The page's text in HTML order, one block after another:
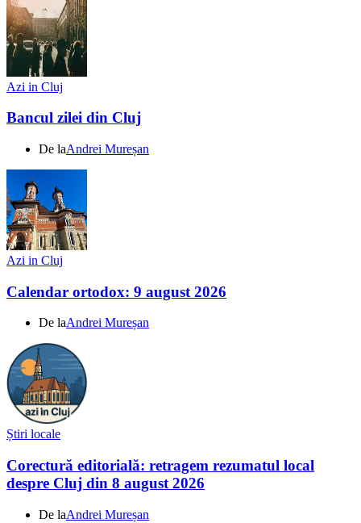
Azi in Cluj
Bancul zilei din Cluj
De laAndrei Mureșan
Azi in Cluj
Calendar ortodox: 9 august 2026
De laAndrei Mureșan
Știri locale
Corectură editorială: retragem rezumatul local
despre Cluj din 8 august 2026
De laAndrei Mureșan